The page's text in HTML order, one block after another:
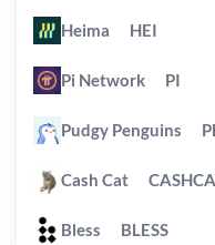
Heima HEI
Pi Network PI
Pudgy Penguins
Cash Cat
Bless BLESS